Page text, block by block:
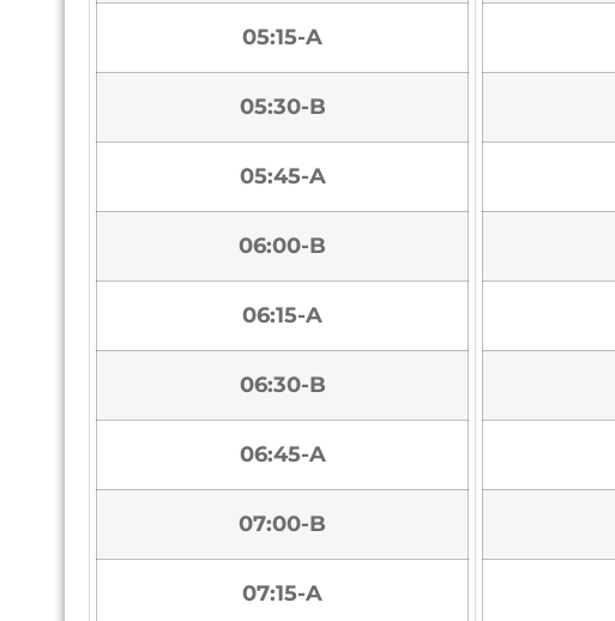
05:15-A
05:30-B
05:45-A
06:00-B
06:15-A
06:30-B
06:45-A
07:00-B
07:15-A